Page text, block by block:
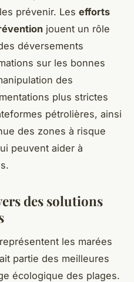
prévenir. Les efforts
jouent un rôle
déversements
sur les bonnes
des
plus strictes
pétrolières, ainsi
des zones à risque
peuvent aider à
des solutions
les marées
partie des meilleures
écologique des plages.